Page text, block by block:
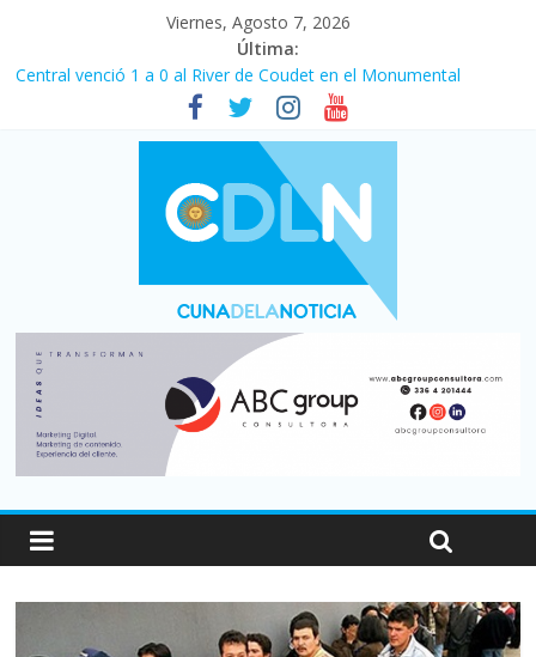
Viernes, Agosto 7, 2026
Última:
Central venció 1 a 0 al River de Coudet en el Monumental
La morosidad alcanzó su nivel más alto en dos décadas y ya
afecta a 400 mil deudores en Santa Fe
Desde que asumió Milei cerraron 41.000 kioscos: el sector
denuncia crisis como en 2001
Vacaciones de invierno con más movimiento y consumo
turístico: 4,6 millones de personas viajaron por el país, un 5,9%
Fuerte caída de la venta de autos usados en julio: bajó un 12,6%